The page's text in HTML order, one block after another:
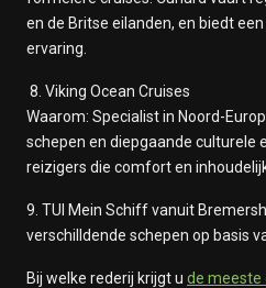
en de Britse eilanden, en biedt
ervaring.
8. Viking Ocean Cruises
Waarom: Specialist in Noord-
schepen en diepgaande culturele
reizigers die comfort en
9. TUI Mein Schiff vanuit
verschilldende schepen op basis
Bij welke rederij krijgt u de meeste